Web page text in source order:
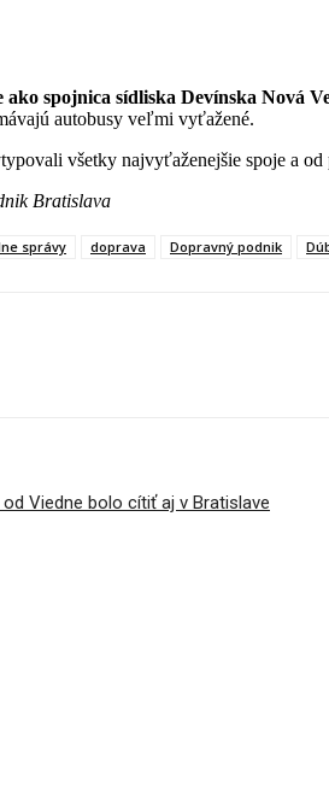
spojnica sídliska Devínska Nová
autobusy veľmi vyťažené.
všetky najvyťaženejšie spoje a
Bratislava
správy doprava Dopravný podnik
Viedne bolo cítiť aj v Bratislave